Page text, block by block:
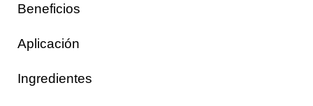
Beneficios
Aplicación
Ingredientes